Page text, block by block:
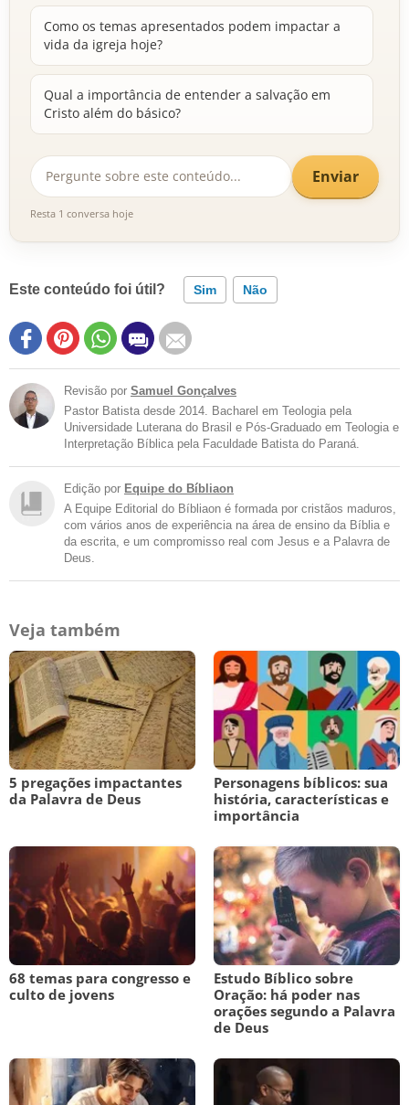
Como os temas apresentados podem impactar a
vida da igreja hoje?
Qual a importância de entender a salvação em
Cristo além do básico?
Enviar
Resta 1 conversa hoje
Este conteúdo foi útil? Sim Não
Revisão por Samuel Gonçalves
Pastor Batista desde 2014. Bacharel em Teologia pela
Universidade Luterana do Brasil e Pós-Graduado em Teologia e
Interpretação Bíblica pela Faculdade Batista do Paraná.
Edição por Equipe do Bíbliaon
A Equipe Editorial do Bíbliaon é formada por cristãos maduros,
com vários anos de experiência na área de ensino da Bíblia e
da escrita, e um compromisso real com Jesus e a Palavra de
Deus.
Veja também
5 pregações impactantes
da Palavra de Deus
Personagens bíblicos: sua
história, características e
importância
68 temas para congresso e
culto de jovens
Estudo Bíblico sobre
Oração: há poder nas
orações segundo a Palavra
de Deus